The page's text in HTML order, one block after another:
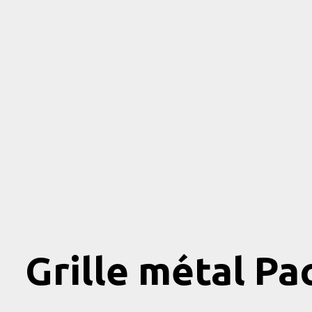
Grille métal